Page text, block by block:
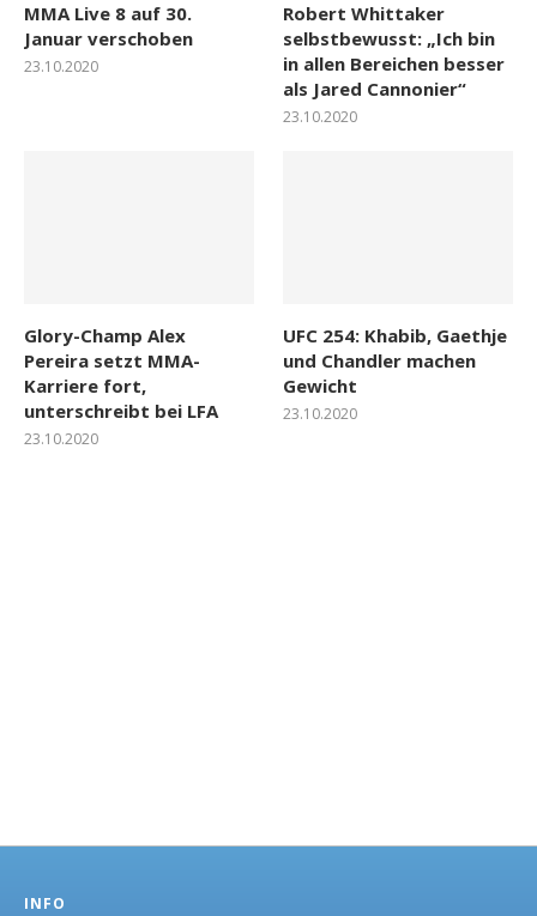
MMA Live 8 auf 30.
Januar verschoben
23.10.2020
Robert Whittaker
selbstbewusst: „Ich bin
in allen Bereichen besser
als Jared Cannonier“
23.10.2020
Glory-Champ Alex
Pereira setzt MMA-
Karriere fort,
unterschreibt bei LFA
23.10.2020
UFC 254: Khabib, Gaethje
und Chandler machen
Gewicht
23.10.2020
INFO